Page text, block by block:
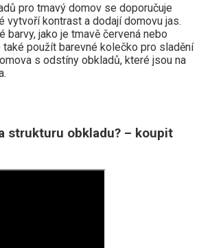
pro tmavý domov se doporučuje
vytvoří kontrast a dodají domovu jas.
barvy, jako je tmavě červená nebo
použít barevné kolečko pro sladění
s ​​odstíny obkladů, které jsou na
strukturu obkladu? – koupit